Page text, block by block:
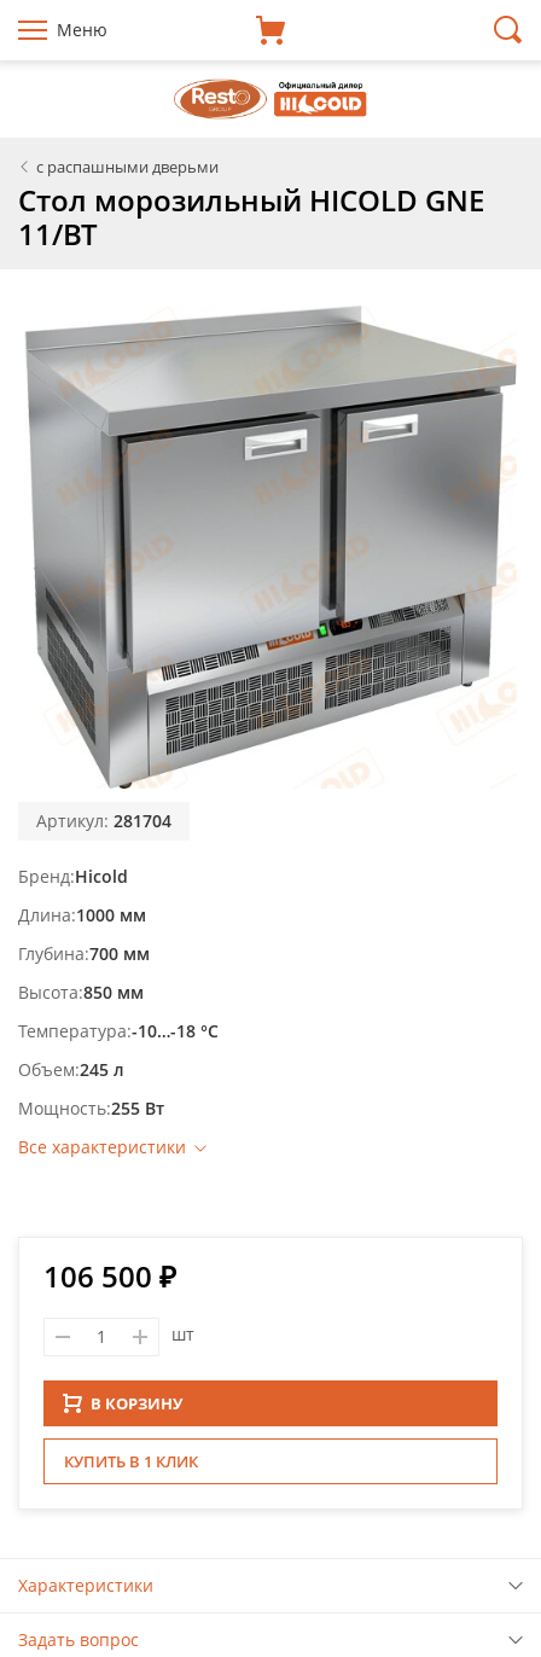
Меню
с распашными дверьми
Стол морозильный HICOLD GNE
11/BT
Артикул: 281704
Бренд Hicold
Длина 1000 мм
Глубина 700 мм
Высота 850 мм
Температура -10…-18 °С
Объем 245 л
Мощность 255 Вт
Все характеристики
106 500 ₽
шт
В КОРЗИНУ
КУПИТЬ В 1 КЛИК
Характеристики
Задать вопрос